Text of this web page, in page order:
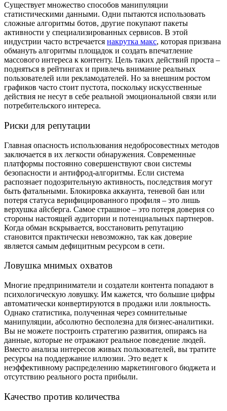
Существует множество способов манипуляции
статистическими данными. Одни пытаются использовать
сложные алгоритмы ботов, другие покупают пакеты
активности у специализированных сервисов. В этой
индустрии часто встречается накрутка макс, которая призвана
обмануть алгоритмы площадок и создать впечатление
массового интереса к контенту. Цель таких действий проста –
подняться в рейтингах и привлечь внимание реальных
пользователей или рекламодателей. Но за внешним ростом
графиков часто стоит пустота, поскольку искусственные
действия не несут в себе реальной эмоциональной связи или
потребительского интереса.
Риски для репутации
Главная опасность использования недобросовестных методов
заключается в их легкости обнаружения. Современные
платформы постоянно совершенствуют свои системы
безопасности и антифрод-алгоритмы. Если система
распознает подозрительную активность, последствия могут
быть фатальными. Блокировка аккаунта, теневой бан или
потеря статуса верифицированного профиля – это лишь
верхушка айсберга. Самое страшное – это потеря доверия со
стороны настоящей аудитории и потенциальных партнеров.
Когда обман вскрывается, восстановить репутацию
становится практически невозможно, так как доверие
является самым дефицитным ресурсом в сети.
Ловушка мнимых охватов
Многие предприниматели и создатели контента попадают в
психологическую ловушку. Им кажется, что большие цифры
автоматически конвертируются в продажи или лояльность.
Однако статистика, полученная через сомнительные
манипуляции, абсолютно бесполезна для бизнес-аналитики.
Вы не можете построить стратегию развития, опираясь на
данные, которые не отражают реальное поведение людей.
Вместо анализа интересов живых пользователей, вы тратите
ресурсы на поддержание иллюзии. Это ведет к
неэффективному распределению маркетингового бюджета и
отсутствию реального роста прибыли.
Качество против количества